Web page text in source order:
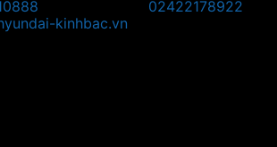
02422178922
kinhbac.vn